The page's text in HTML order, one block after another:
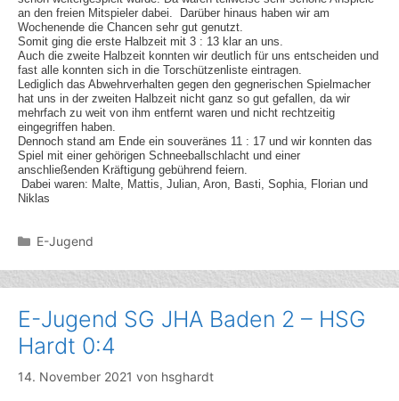
an den freien Mitspieler dabei. Darüber hinaus haben wir am
Wochenende die Chancen sehr gut genutzt.
Somit ging die erste Halbzeit mit 3 : 13 klar an uns.
Auch die zweite Halbzeit konnten wir deutlich für uns entscheiden und
fast alle konnten sich in die Torschützenliste eintragen.
Lediglich das Abwehrverhalten gegen den gegnerischen Spielmacher
hat uns in der zweiten Halbzeit nicht ganz so gut gefallen, da wir
mehrfach zu weit von ihm entfernt waren und nicht rechtzeitig
eingegriffen haben.
Dennoch stand am Ende ein souveränes 11 : 17 und wir konnten das
Spiel mit einer gehörigen Schneeballschlacht und einer
anschließenden Kräftigung gebührend feiern.
Dabei waren: Malte, Mattis, Julian, Aron, Basti, Sophia, Florian und
Niklas
Kategorien
E-Jugend
E-Jugend SG JHA Baden 2 – HSG
Hardt 0:4
14. November 2021 von hsghardt